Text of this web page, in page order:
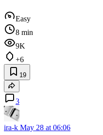
Easy
8 min
9K
+6
19
3
ira-k May 28 at 06:06